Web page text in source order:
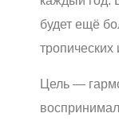
будет ещё
тропических
Цель —